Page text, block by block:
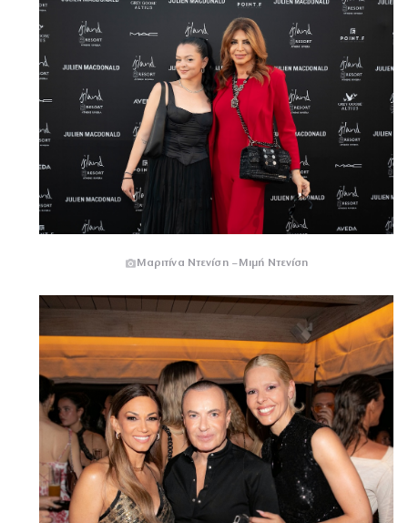
Μαριτίνα Ντενίση – Μιμή Ντενίση